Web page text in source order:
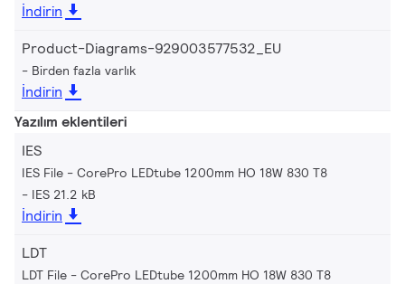
İndirin
Product-Diagrams-929003577532_EU
Birden fazla varlık
İndirin
Yazılım eklentileri
IES
IES File - CorePro LEDtube 1200mm HO 18W 830 T8
IES 21.2 kB
İndirin
LDT
LDT File - CorePro LEDtube 1200mm HO 18W 830 T8